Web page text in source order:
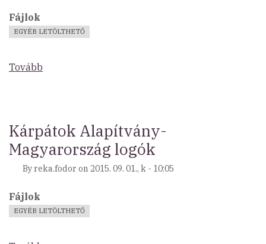
Fájlok
EGYÉB LETÖLTHETŐ
Tovább
Kárpátok Alapítvány-
Magyarország logók
By reka.fodor on 2015. 09. 01., k - 10:05
Fájlok
EGYÉB LETÖLTHETŐ